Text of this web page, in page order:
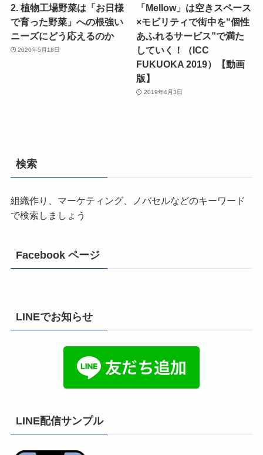
2. 植物工場野菜は「お日様
で育った野菜」への根強い
ニーズにどう応えるのか
2020年5月18日
「Mellow」は空きスペース
×モビリティで街中を“個性
あふれるサービス”で満た
していく！（ICC
FUKUOKA 2019）【動画
版】
2019年4月3日
検索
組織作り、マーケティング、ノバセルなどのキーワード
で検索しましょう
Facebook ページ
LINEでお知らせ
LINE配信サンプル